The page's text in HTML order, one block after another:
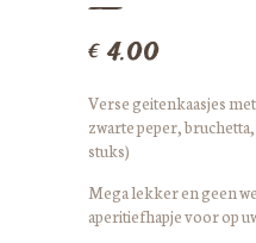
€4.00
Verse geitenkaasjes
zwarte peper,
stuks)
Mega lekker en geen
aperitiefhapje voor op